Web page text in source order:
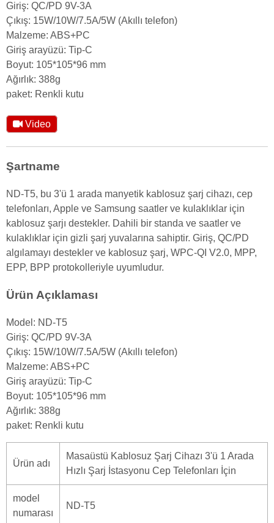
Giriş: QC/PD 9V-3A
Çıkış: 15W/10W/7.5A/5W (Akıllı telefon)
Malzeme: ABS+PC
Giriş arayüzü: Tip-C
Boyut: 105*105*96 mm
Ağırlık: 388g
paket: Renkli kutu
Video
Şartname
ND-T5, bu 3'ü 1 arada manyetik kablosuz şarj cihazı, cep
telefonları, Apple ve Samsung saatler ve kulaklıklar için
kablosuz şarjı destekler. Dahili bir standa ve saatler ve
kulaklıklar için gizli şarj yuvalarına sahiptir. Giriş, QC/PD
algılamayı destekler ve kablosuz şarj, WPC-QI V2.0, MPP,
EPP, BPP protokolleriyle uyumludur.
Ürün Açıklaması
Model: ND-T5
Giriş: QC/PD 9V-3A
Çıkış: 15W/10W/7.5A/5W (Akıllı telefon)
Malzeme: ABS+PC
Giriş arayüzü: Tip-C
Boyut: 105*105*96 mm
Ağırlık: 388g
paket: Renkli kutu
Ürün adı
Masaüstü Kablosuz Şarj Cihazı 3'ü 1 Arada
Hızlı Şarj İstasyonu Cep Telefonları İçin
model
numarası
ND-T5